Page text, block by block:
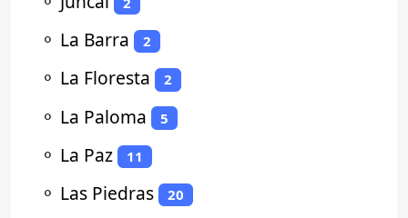
⚬ La Barra 2
⚬ La Floresta 2
⚬ La Paloma 5
⚬ La Paz 11
⚬ Las Piedras 20